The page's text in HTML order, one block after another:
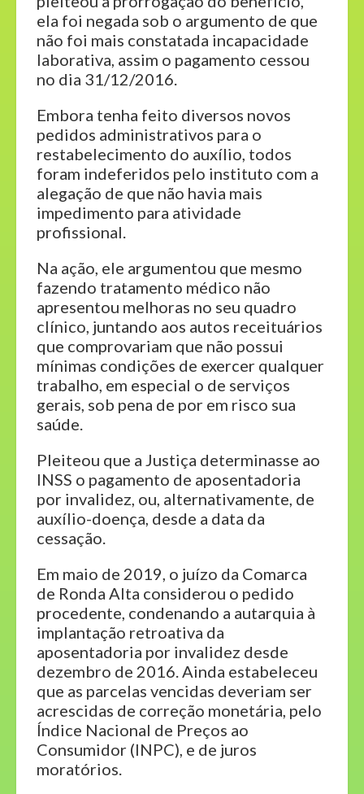
ela foi negada sob o argumento de que
não foi mais constatada incapacidade
laborativa, assim o pagamento cessou
no dia 31/12/2016.
Embora tenha feito diversos novos
pedidos administrativos para o
restabelecimento do auxílio, todos
foram indeferidos pelo instituto com a
alegação de que não havia mais
impedimento para atividade
profissional.
Na ação, ele argumentou que mesmo
fazendo tratamento médico não
apresentou melhoras no seu quadro
clínico, juntando aos autos receituários
que comprovariam que não possui
mínimas condições de exercer qualquer
trabalho, em especial o de serviços
gerais, sob pena de por em risco sua
saúde.
Pleiteou que a Justiça determinasse ao
INSS o pagamento de aposentadoria
por invalidez, ou, alternativamente, de
auxílio-doença, desde a data da
cessação.
Em maio de 2019, o juízo da Comarca
de Ronda Alta considerou o pedido
procedente, condenando a autarquia à
implantação retroativa da
aposentadoria por invalidez desde
dezembro de 2016. Ainda estabeleceu
que as parcelas vencidas deveriam ser
acrescidas de correção monetária, pelo
Índice Nacional de Preços ao
Consumidor (INPC), e de juros
moratórios.